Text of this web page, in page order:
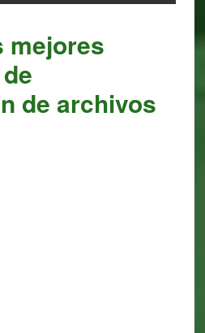
mejores
de archivos